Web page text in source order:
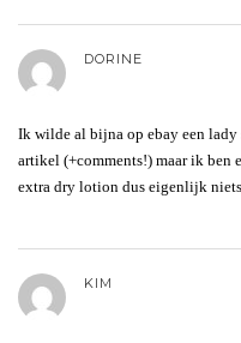
DORINE
Ik wilde al bijna op ebay een
artikel (+comments!) maar ik ben
extra dry lotion dus eigenlijk
KIM